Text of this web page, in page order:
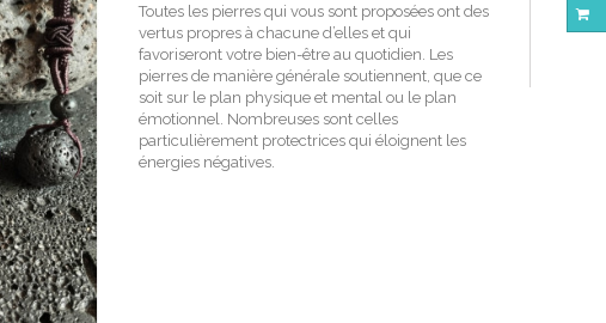
Toutes les pierres qui vous sont proposées ont des
vertus propres à chacune d’elles et qui
favoriseront votre bien-être au quotidien. Les
pierres de manière générale soutiennent, que ce
soit sur le plan physique et mental ou le plan
émotionnel. Nombreuses sont celles
particulièrement protectrices qui éloignent les
énergies négatives.